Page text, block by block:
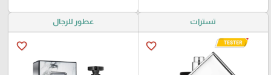
تسترات
favorite_border
عطور للرجال
favorite_border